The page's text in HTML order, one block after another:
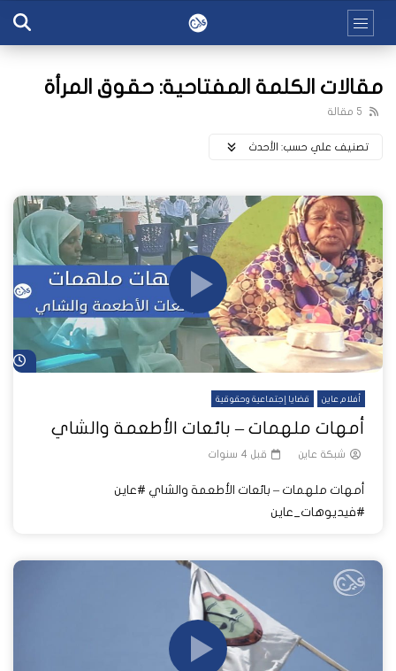
مقالات الكلمة المفتاحية: حقوق المرأة
5 مقالة
تصنيف علي حسب: اﻷحدث
أفلام عاين قضايا إجتماعية وحقوقية
أمهات ملهمات – بائعات الأطعمة والشاي
شبكة عاين قبل 4 سنوات
أمهات ملهمات – بائعات الأطعمة والشاي #عاين
#فيديوهات_عاين